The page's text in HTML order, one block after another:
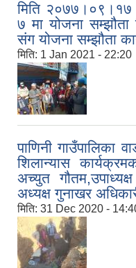
मिति २०७७।०९।१७
७ मा योजना सम्झौता
संग योजना सम्झौता
मिति: 1 Jan 2021 - 22:20
पाणिनी गाउँपालिका
शिलान्यास
अच्युत
अध्यक्ष गुनाखर
मिति: 31 Dec 2020 -